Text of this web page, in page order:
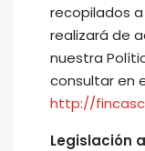
recopilados
realizará de
nuestra
consultar en
http://
Legislación